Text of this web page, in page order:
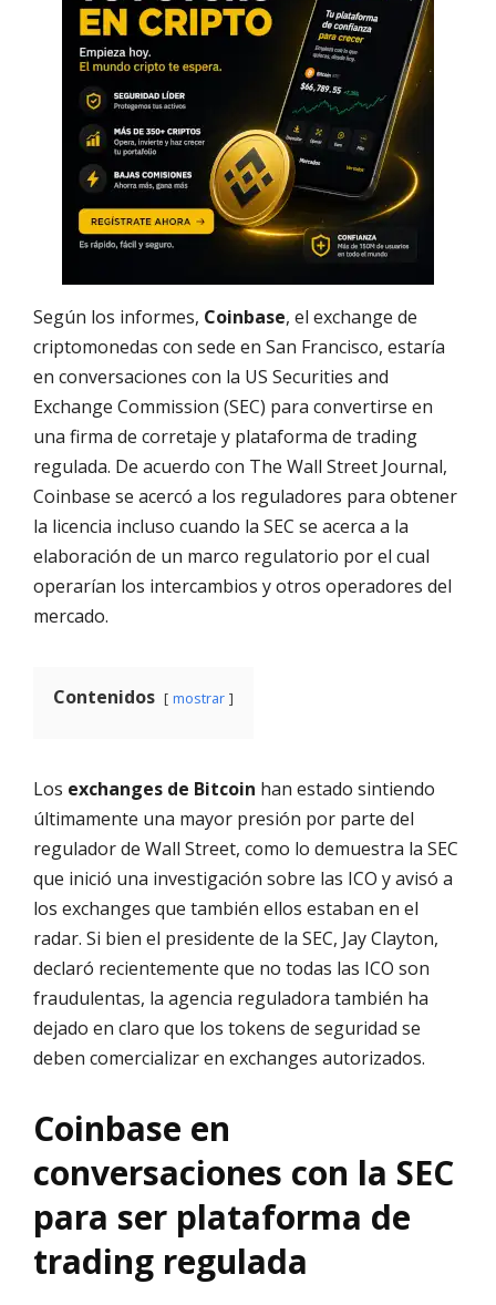
Según los informes, Coinbase, el exchange de
criptomonedas con sede en San Francisco, estaría
en conversaciones con la US Securities and
Exchange Commission (SEC) para convertirse en
una firma de corretaje y plataforma de trading
regulada. De acuerdo con The Wall Street Journal,
Coinbase se acercó a los reguladores para obtener
la licencia incluso cuando la SEC se acerca a la
elaboración de un marco regulatorio por el cual
operarían los intercambios y otros operadores del
mercado.
Contenidos mostrar
Los exchanges de Bitcoin han estado sintiendo
últimamente una mayor presión por parte del
regulador de Wall Street, como lo demuestra la SEC
que inició una investigación sobre las ICO y avisó a
los exchanges que también ellos estaban en el
radar. Si bien el presidente de la SEC, Jay Clayton,
declaró recientemente que no todas las ICO son
fraudulentas, la agencia reguladora también ha
dejado en claro que los tokens de seguridad se
deben comercializar en exchanges autorizados.
Coinbase en
conversaciones con la SEC
para ser plataforma de
trading regulada